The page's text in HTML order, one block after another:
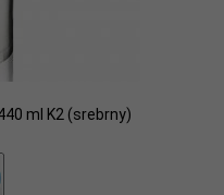
ml K2 (srebrny)